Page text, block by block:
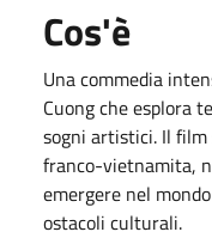
Cos'è
Una commedia
Cuong che esplora
sogni artistici. Il film
franco-vietnamita,
emergere nel
ostacoli culturali.